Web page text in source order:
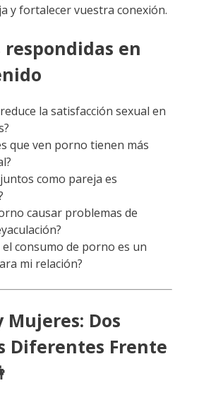
y fortalecer vuestra conexión.
en
la satisfacción sexual en
que ven porno tienen más
como pareja es
causar problemas de
el consumo de porno es un
mi relación?
Mujeres: Dos
Diferentes Frente